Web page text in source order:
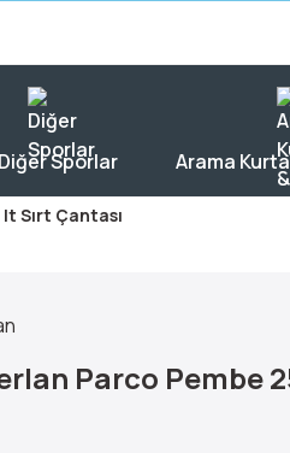
Diğer Sporlar Arama
Sırt Çantası
Parco Pembe